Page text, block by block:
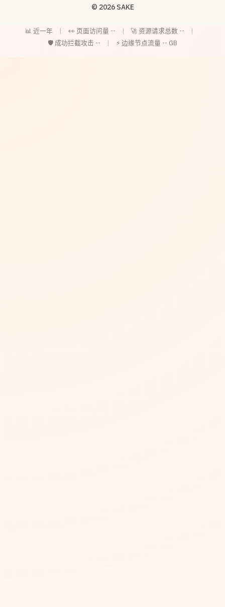
© 2026 SAKE
📊 近一年 | 👀 页面访问量 -- | 🚀 资源请求总数 --
|
🛡️ 成功拦截攻击 -- | ⚡ 边缘节点流量 -- GB